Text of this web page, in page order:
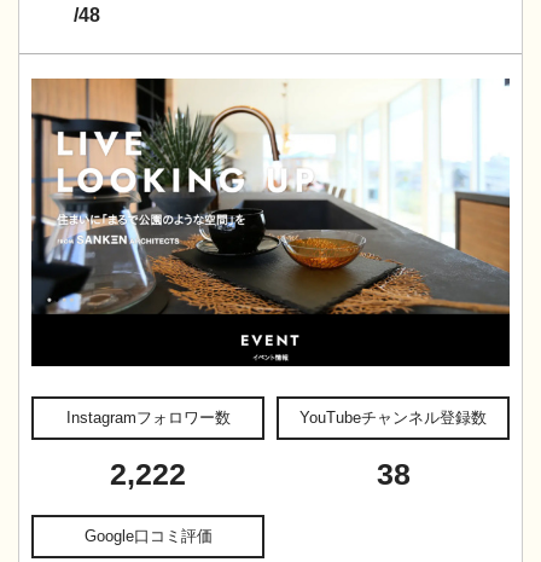
/48
Instagramフォロワー数
2,222
YouTubeチャンネル登録数
38
Google口コミ評価